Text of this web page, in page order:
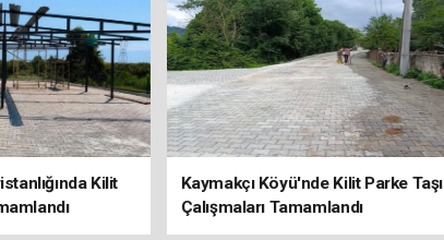
Kilit
Kaymakçı Köyü'nde Kilit Parke Taşı
Çalışmaları Tamamlandı